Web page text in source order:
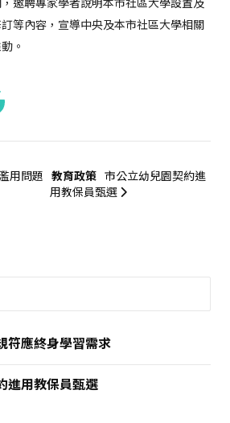
等內容，宣導中央及本市社區大學相關
。
用問題 教育政策 市公立幼兒園契約進
用教保員甄選
符應終身學習需求
進用教保員甄選